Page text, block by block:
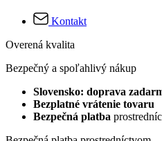
Kontakt
Overená kvalita
Bezpečný a spoľahlivý nákup
Slovensko: doprava
Bezplatné vrátenie tovaru
Bezpečná platba